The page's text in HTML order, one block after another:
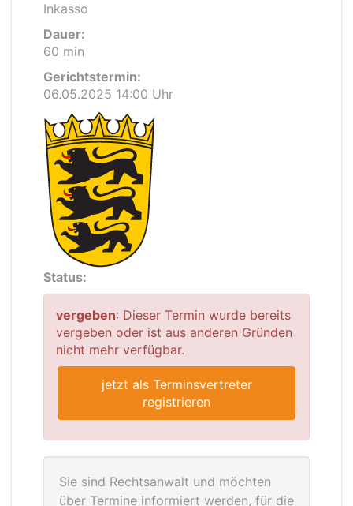
Inkasso
Dauer:
60 min
Gerichtstermin:
06.05.2025 14:00 Uhr
Status:
vergeben: Dieser Termin wurde bereits
vergeben oder ist aus anderen Gründen
nicht mehr verfügbar.
jetzt als Terminsvertreter
registrieren
Sie sind Rechtsanwalt und möchten
über Termine informiert werden, für die